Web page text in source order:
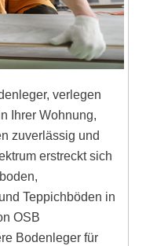
verlegen
Ihrer Wohnung,
zuverlässig und
erstreckt sich
Teppichböden in
OSB
Bodenleger für